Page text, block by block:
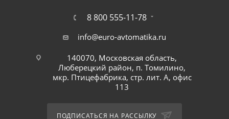
8 800 555-11-78
info@euro-avtomatika.ru
140070, Московская область,
Люберецкий район, п. Томилино,
мкр. Птицефабрика, стр. лит. А, офис
113
ПОДПИСАТЬСЯ НА РАССЫЛКУ